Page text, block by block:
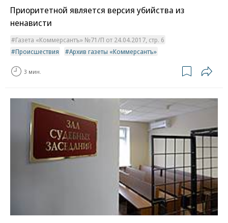
Приоритетной является версия убийства из
ненависти
Газета «Коммерсантъ» №71/П от 24.04.2017, стр. 6
Происшествия
Архив газеты «Коммерсантъ»
3 мин.